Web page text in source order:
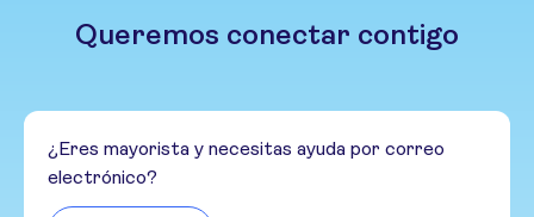
Queremos conectar contigo
¿Eres mayorista y necesitas ayuda por correo
electrónico?